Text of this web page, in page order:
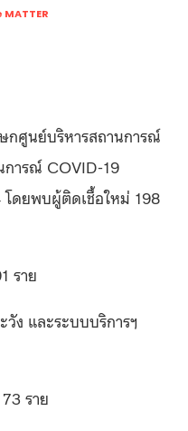
MATTER
กศูนย์บริหารสถานการณ์
ารณ์ COVID-19
ดยพบผู้ติดเชื้อใหม่ 198
ราย
วัง และระบบบริการฯ
ราย